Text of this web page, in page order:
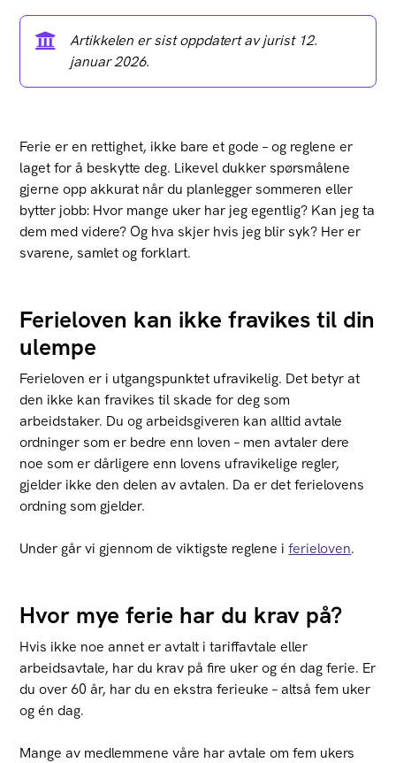
Artikkelen er sist oppdatert av jurist 12.
januar 2026.
Ferie er en rettighet, ikke bare et gode – og reglene er
laget for å beskytte deg. Likevel dukker spørsmålene
gjerne opp akkurat når du planlegger sommeren eller
bytter jobb: Hvor mange uker har jeg egentlig? Kan jeg ta
dem med videre? Og hva skjer hvis jeg blir syk? Her er
svarene, samlet og forklart.
Ferieloven kan ikke fravikes til din
ulempe
Ferieloven er i utgangspunktet ufravikelig. Det betyr at
den ikke kan fravikes til skade for deg som
arbeidstaker. Du og arbeidsgiveren kan alltid avtale
ordninger som er bedre enn loven – men avtaler dere
noe som er dårligere enn lovens ufravikelige regler,
gjelder ikke den delen av avtalen. Da er det ferielovens
ordning som gjelder.
Under går vi gjennom de viktigste reglene iferieloven.
Hvor mye ferie har du krav på?
Hvis ikke noe annet er avtalt i tariffavtale eller
arbeidsavtale, har du krav på fire uker og én dag ferie. Er
du over 60 år, har du en ekstra ferieuke – altså fem uker
og én dag.
Mange av medlemmene våre har avtale om fem ukers